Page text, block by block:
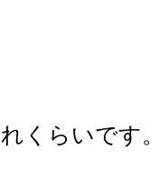
くらいです